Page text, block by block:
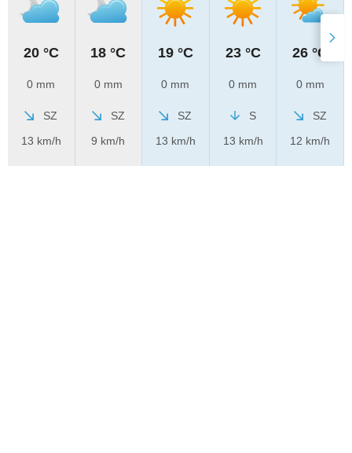
20 °C
0 mm
SZ
13 km/h
18 °C
0 mm
SZ
9 km/h
19 °C
0 mm
SZ
13 km/h
23 °C
0 mm
S
13 km/h
26 °C
0 mm
SZ
12 km/h